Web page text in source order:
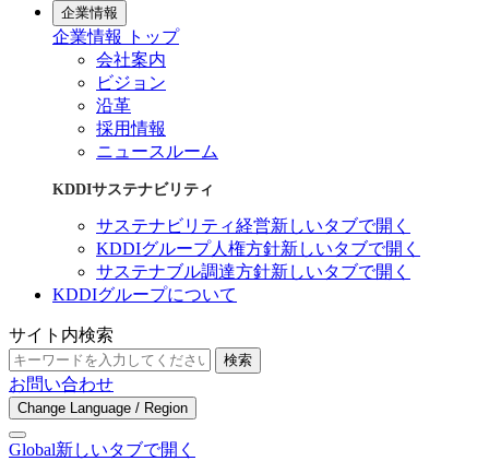
企業情報
企業情報 トップ
会社案内
ビジョン
沿革
採用情報
ニュースルーム
KDDIサステナビリティ
サステナビリティ経営新しいタブで開く
KDDIグループ人権方針新しいタブで開く
サステナブル調達方針新しいタブで開く
KDDIグループについて
サイト内検索
検索
お問い合わせ
Change Language / Region
Global新しいタブで開く